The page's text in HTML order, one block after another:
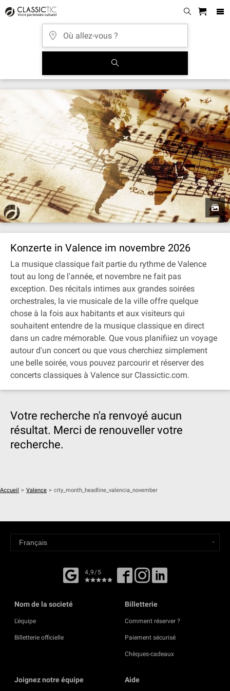
Konzerte in Valence im novembre 2026
La musique classique fait partie du rythme de Valence
tout au long de l'année, et novembre ne fait pas
exception. Des récitals intimes aux grandes soirées
orchestrales, la vie musicale de la ville offre quelque
chose à la fois aux habitants et aux visiteurs qui
souhaitent entendre de la musique classique en direct
dans un cadre mémorable. Que vous planifiiez un voyage
autour d'un concert ou que vous cherchiez simplement
une belle soirée, vous pouvez parcourir et réserver des
concerts classiques à Valence sur Classictic.com.
Votre recherche n'a renvoyé aucun
résultat. Merci de renouveller votre
recherche.
Accueil > Valence > city_month_headline_valencia_november
4,9/5
Nom de la societé
L'équipe
Billetterie officielle
Billetterie
Comment réserver ?
Paiement sécurisé
Chèques-cadeaux
Joignez notre équipe Aide